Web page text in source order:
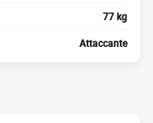
77 kg
Attaccante